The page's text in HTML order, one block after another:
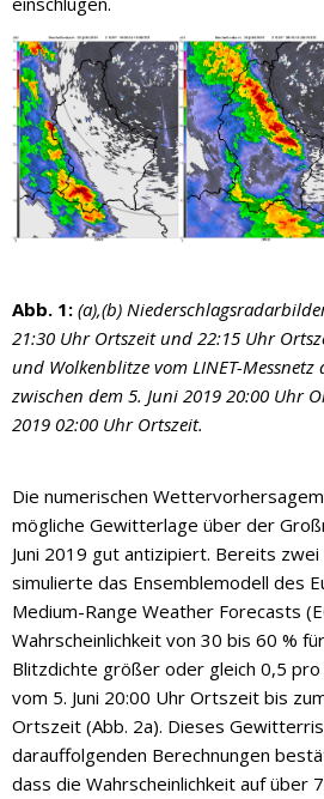
Abb. 1: (a),(b)
21:30 Uhr Ortszeit und 22:15 Uhr
und Wolkenblitze vom LINET-Messnetz
zwischen dem 5. Juni 2019 20:00 Uhr
2019 02:00 Uhr Ortszeit.
Die numerischen
mögliche Gewitterlage über der
Juni 2019 gut antizipiert. Bereits zwei
simulierte das Ensemblemodell des
Medium-Range Weather Forecasts
Wahrscheinlichkeit von 30 bis 60 %
Blitzdichte größer oder gleich 0,5 pro
vom 5. Juni 20:00 Uhr Ortszeit bis
Ortszeit (Abb. 2a). Dieses
darauffolgenden Berechnungen
dass die Wahrscheinlichkeit auf über